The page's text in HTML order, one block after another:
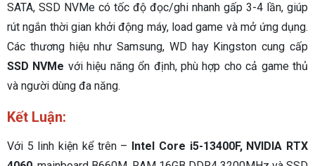
SATA, SSD NVMe có tốc độ đọc/ghi nhanh gấp 3-4 lần, giúp
rút ngắn thời gian khởi động máy, load game và mở ứng dụng.
Các thương hiệu như Samsung, WD hay Kingston cung cấp
SSD NVMe với hiệu năng ổn định, phù hợp cho cả game thủ
và người dùng đa năng.
Kết Luận:
Với 5 linh kiện kể trên –
Intel Core i5-13400F, NVIDIA RTX